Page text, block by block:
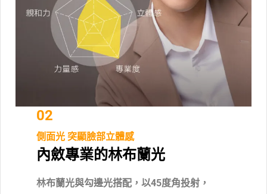
02
側面光 突顯臉部立體感
內斂專業的林布蘭光
林布蘭光與勾邊光搭配，以45度角投射，